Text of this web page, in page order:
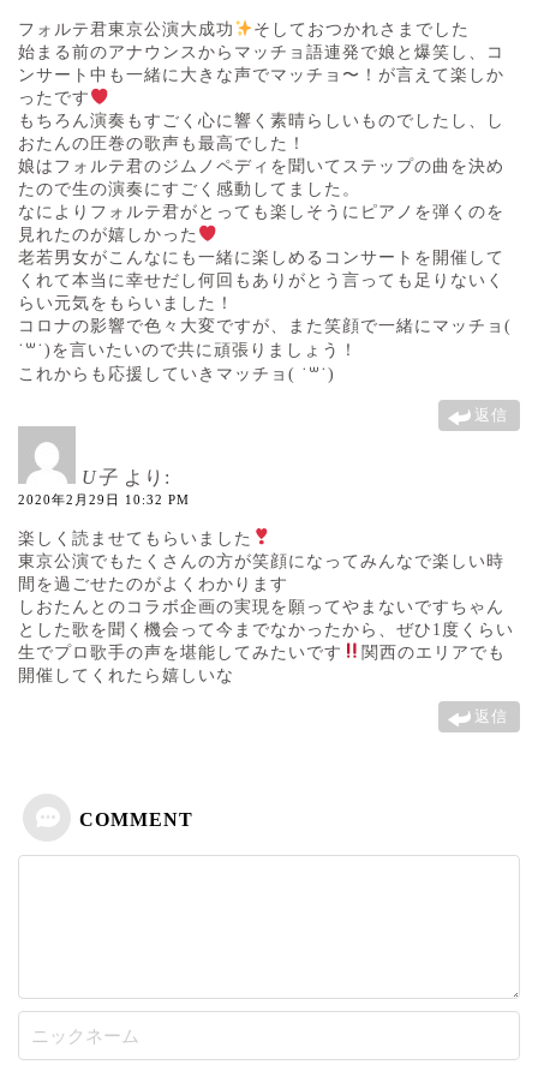
フォルテ君東京公演大成功
そしておつかれさまでした
始まる前のアナウンスからマッチョ語連発で娘と爆笑し、コ
ンサート中も一緒に大きな声でマッチョ〜！が言えて楽しか
ったです
もちろん演奏もすごく心に響く素晴らしいものでしたし、し
おたんの圧巻の歌声も最高でした！
娘はフォルテ君のジムノペディを聞いてステップの曲を決め
たので生の演奏にすごく感動してました。
なによりフォルテ君がとっても楽しそうにピアノを弾くのを
見れたのが嬉しかった
老若男女がこんなにも一緒に楽しめるコンサートを開催して
くれて本当に幸せだし何回もありがとう言っても足りないく
らい元気をもらいました！
コロナの影響で色々大変ですが、また笑顔で一緒にマッチョ(
˙꒳​˙)を言いたいので共に頑張りましょう！
これからも応援していきマッチョ( ˙꒳​˙)
返信
U子 より:
2020年2月29日 10:32 PM
楽しく読ませてもらいました
東京公演でもたくさんの方が笑顔になってみんなで楽しい時
間を過ごせたのがよくわかります
しおたんとのコラボ企画の実現を願ってやまないですちゃん
とした歌を聞く機会って今までなかったから、ぜひ1度くらい
生でプロ歌手の声を堪能してみたいです
関西のエリアでも
開催してくれたら嬉しいな
返信
COMMENT